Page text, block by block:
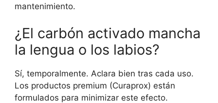
mantenimiento.
¿El carbón activado mancha
la lengua o los labios?
Sí, temporalmente. Aclara bien tras cada uso.
Los productos premium (Curaprox) están
formulados para minimizar este efecto.